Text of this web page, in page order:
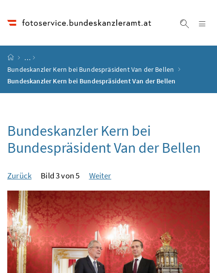
Startseite
…
Bundeskanzler Kern bei Bundespräsident Van der Bellen
Bundeskanzler Kern bei Bundespräsident Van der Bellen
Bundeskanzler Kern bei
Bundespräsident Van der Bellen
Zurück Bild 3 von 5 Weiter